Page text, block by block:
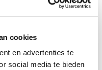
cookies
en advertenties te
social media te bieden